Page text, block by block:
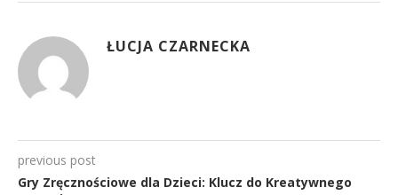
ŁUCJA CZARNECKA
previous post
Gry Zręcznościowe dla Dzieci: Klucz do Kreatywnego